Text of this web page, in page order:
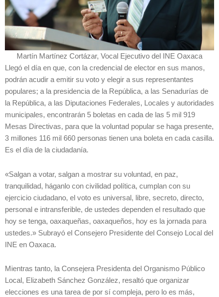
Martín Martínez Cortázar, Vocal Ejecutivo del INE Oaxaca
Llegó el día en que, con la credencial de elector en sus manos,
podrán acudir a emitir su voto y elegir a sus representantes
populares; a la presidencia de la República, a las Senadurías de
la República, a las Diputaciones Federales, Locales y autoridades
municipales, encontrarán 5 boletas en cada de las 5 mil 919
Mesas Directivas, para que la voluntad popular se haga presente,
3 millones 116 mil 660 personas tienen una boleta en cada casilla.
Es el día de la ciudadanía.
«Salgan a votar, salgan a mostrar su voluntad, en paz,
tranquilidad, háganlo con civilidad política, cumplan con su
ejercicio ciudadano, el voto es universal, libre, secreto, directo,
personal e intransferible, de ustedes dependen el resultado que
hoy se tenga, oaxaqueñas, oaxaqueños, hoy es la jornada para
ustedes.» Subrayó el Consejero Presidente del Consejo Local del
INE en Oaxaca.
Mientras tanto, la Consejera Presidenta del Organismo Público
Local, Elizabeth Sánchez González, resaltó que organizar
elecciones es una tarea de por sí compleja, pero lo es más,